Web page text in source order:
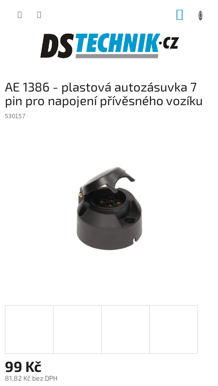
AE 1386 - plastová autozásuvka 7
pin pro napojení přívěsného vozíku
530157
99 Kč
81,82 Kč bez DPH